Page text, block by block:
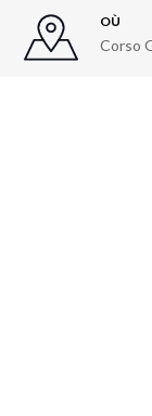
OÙ
Corso